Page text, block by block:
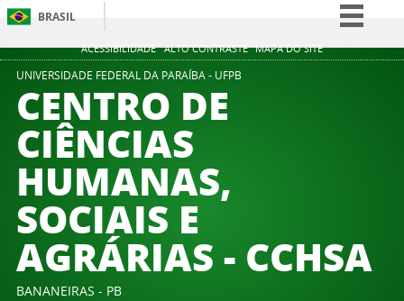
ACESSIBILIDADE ALTO CONTRASTE MAPA DO SITE
BRASIL
Simplifique!
UNIVERSIDADE FEDERAL DA PARAÍBA - UFPB
CENTRO DE
CIÊNCIAS
HUMANAS,
SOCIAIS E
AGRÁRIAS - CCHSA
BANANEIRAS - PB